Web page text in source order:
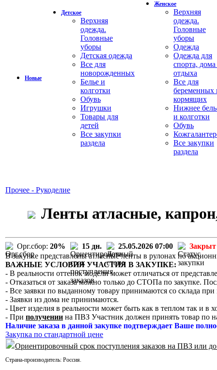
Новые
Детское
Верхняя
одежда.
Головные
уборы
Детская одежда
Все для
новорожденных
Белье и
колготки
Обувь
Игрушки
Товары для
детей
Все закупки
раздела
Женское
Верхняя
одежда.
Головные
уборы
Одежда
Одежда для
спорта,
отдыха
Все для
беременных
кормящих
Нижнее
и колготки
Обувь
Все закупки
раздела
Прочее - Рукоделие
Ленты атласные,
Орг.сбор: 20% 15 дн. 25.05.2026 07:00
Закрыт
В закупке представлены атласные ленты в рулонах по
ВАЖНЫЕ УСЛОВИЯ УЧАСТИЯ В ЗАКУПКЕ:
- В реальности оттенок модели может отличаться от
- Отказаться от заказа можно только до СТОПа по закупке.
- Все заявки по выданному товару принимаются со склада при
- Заявки из дома не принимаются.
- Цвет изделия в реальности может быть как в теплом так и в
- При получении на ПВЗ Участник должен принять товар по
Наличие заказа в данной закупке подтверждает Ваше
Закупка по стандартной цене
Ориентировочный срок поступления заказов на ПВЗ или
Страна-производитель: Россия.